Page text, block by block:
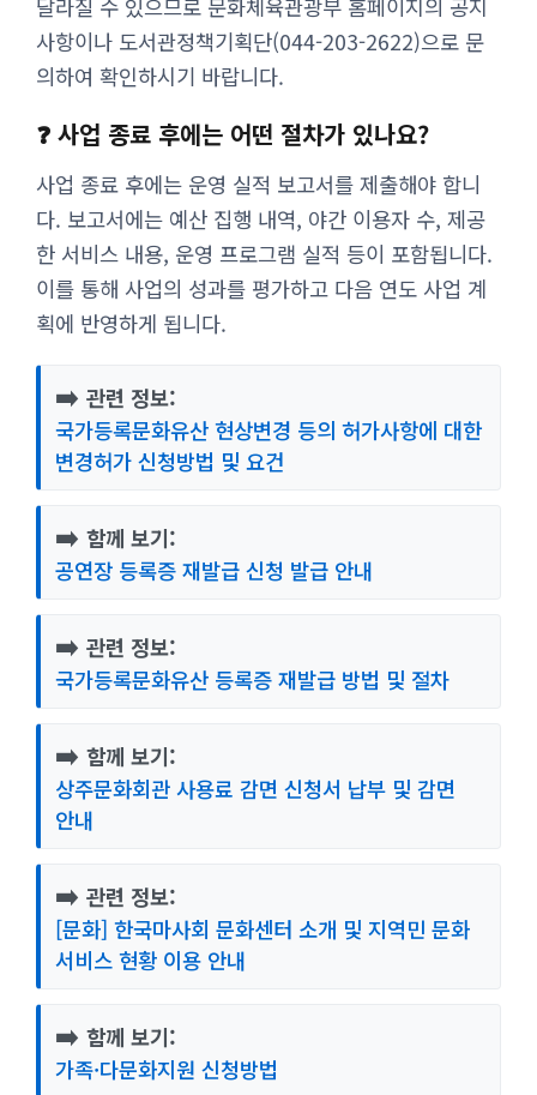
달라질 수 있으므로 문화체육관광부 홈페이지의 공지
사항이나 도서관정책기획단(044-203-2622)으로 문
의하여 확인하시기 바랍니다.
❓ 사업 종료 후에는 어떤 절차가 있나요?
사업 종료 후에는 운영 실적 보고서를 제출해야 합니
다. 보고서에는 예산 집행 내역, 야간 이용자 수, 제공
한 서비스 내용, 운영 프로그램 실적 등이 포함됩니다.
이를 통해 사업의 성과를 평가하고 다음 연도 사업 계
획에 반영하게 됩니다.
➡️ 관련 정보:
국가등록문화유산 현상변경 등의 허가사항에 대한
변경허가 신청방법 및 요건
➡️ 함께 보기:
공연장 등록증 재발급 신청 발급 안내
➡️ 관련 정보:
국가등록문화유산 등록증 재발급 방법 및 절차
➡️ 함께 보기:
상주문화회관 사용료 감면 신청서 납부 및 감면
안내
➡️ 관련 정보:
[문화] 한국마사회 문화센터 소개 및 지역민 문화
서비스 현황 이용 안내
➡️ 함께 보기:
가족·다문화지원 신청방법